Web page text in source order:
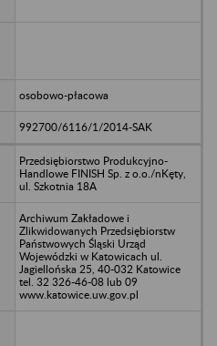
osobowo-płacowa
992700/6116/1/2014-SAK
Przedsiębiorstwo Produkcyjno-
Handlowe FINISH Sp. z o.o./nKęty,
ul. Szkotnia 18A
Archiwum Zakładowe i
Zlikwidowanych Przedsiębiorstw
Państwowych Śląski Urząd
Wojewódzki w Katowicach ul.
Jagiellońska 25, 40-032 Katowice
tel. 32 326-46-08 lub 09
www.katowice.uw.gov.pl